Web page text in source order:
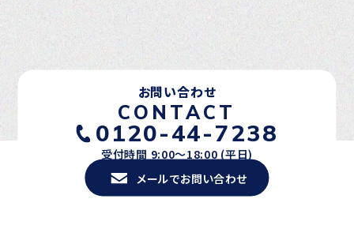
お問い合わせ
CONTACT
0120-44-7238
受付時間 9:00〜18:00 (平日)
メールでお問い合わせ